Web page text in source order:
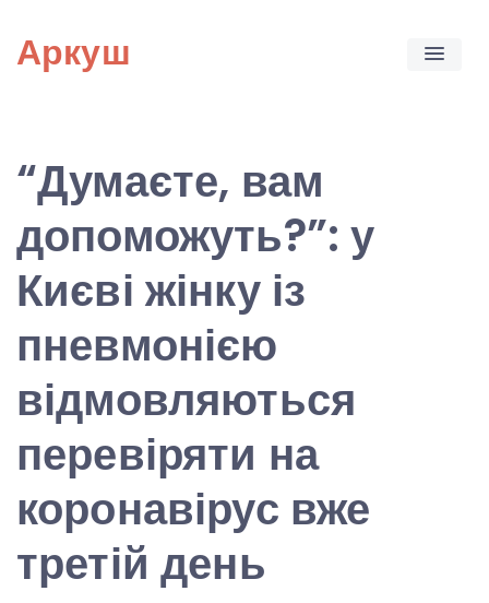
content
Аркуш
“Думаєте, вам
допоможуть?”: у
Києві жінку із
пневмонією
відмовляються
перевіряти на
коронавірус вже
третій день